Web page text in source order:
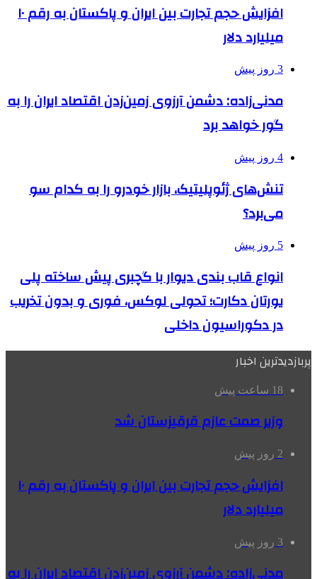
افزایش حجم تجارت بین ایران و پاکستان به رقم ۱۰
میلیارد دلار
3 روز پیش
مدنی‌زاده: دشمن آرزوی زمین‌زدن اقتصاد ایران را به
گور خواهد برد
4 روز پیش
تنش‌های ژئوپلیتیک، بازار خودرو را به کدام سو
می‌برد؟
5 روز پیش
انواع قاب بندی دیوار با گچبری پیش ساخته پلی
یورتان دکارت؛ تحولی لوکس، فوری و بدون تخریب
در دکوراسیون داخلی
پربازدیدترین اخبار
18 ساعت پیش
وزیر صمت عازم قرقیزستان شد
2 روز پیش
افزایش حجم تجارت بین ایران و پاکستان به رقم ۱۰
میلیارد دلار
3 روز پیش
مدنی‌زاده: دشمن آرزوی زمین‌زدن اقتصاد ایران را به